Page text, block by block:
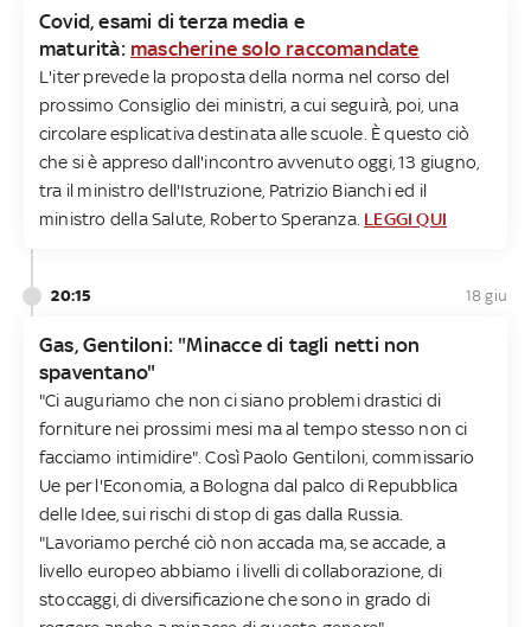
Covid, esami di terza media e
maturità: mascherine solo raccomandate
L'iter prevede la proposta della norma nel corso del
prossimo Consiglio dei ministri, a cui seguirà, poi, una
circolare esplicativa destinata alle scuole. È questo ciò
che si è appreso dall'incontro avvenuto oggi, 13 giugno,
tra il ministro dell'Istruzione, Patrizio Bianchi ed il
ministro della Salute, Roberto Speranza. LEGGI QUI
20:15 18 giu
Gas, Gentiloni: "Minacce di tagli netti non
spaventano"
"Ci auguriamo che non ci siano problemi drastici di
forniture nei prossimi mesi ma al tempo stesso non ci
facciamo intimidire". Così Paolo Gentiloni, commissario
Ue per l'Economia, a Bologna dal palco di Repubblica
delle Idee, sui rischi di stop di gas dalla Russia.
"Lavoriamo perché ciò non accada ma, se accade, a
livello europeo abbiamo i livelli di collaborazione, di
stoccaggi, di diversificazione che sono in grado di